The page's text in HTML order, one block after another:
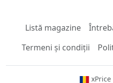
Listă magazine
Termeni și condiții
xPrice